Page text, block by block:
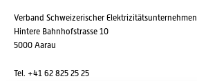
Verband Schweizerischer Elektrizitätsunternehmen
Hintere Bahnhofstrasse 10
5000 Aarau
Tel. +41 62 825 25 25